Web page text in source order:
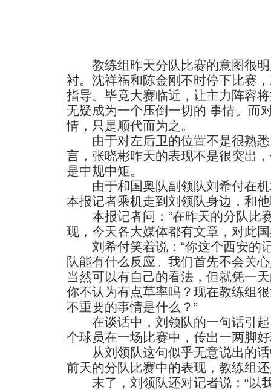
教练组昨天分队比赛的意图很明
衬。沈祥福和陈金刚不时停下比赛
指导。毕竟大赛临近，让主力阵容
无疑成为一个压倒一切的 事情。而
情，只是顺代而为之。
由于对左后卫的位置不是很熟悉
言，张晓彬昨天的表现不是很突出
是中规中矩。
由于和国奥队副领队刘希付在机
本报记者乘机走到刘领队身边，和
本报记者问：“在昨天的分队比
现，今天各大媒体都有文章，对此
刘希付笑着说：“你这个西安的
队能有什么反应。我们首先不会关
当然可以有自己的看法，但就凭一
你不认为有点草率吗？现在教练组
不重要的事情是什么？”
在谈话中，刘领队的一句话引起
个球员在一场比赛中，传出一两脚
从刘领队这句似乎无意说出的话
前天的分队比赛中的表现，教练组
末了，刘领队还对记者说：“以